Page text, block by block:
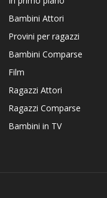
Bambini Attori
Provini per ragazzi
Bambini Comparse
Film
Ragazzi Attori
Ragazzi Comparse
Bambini in TV